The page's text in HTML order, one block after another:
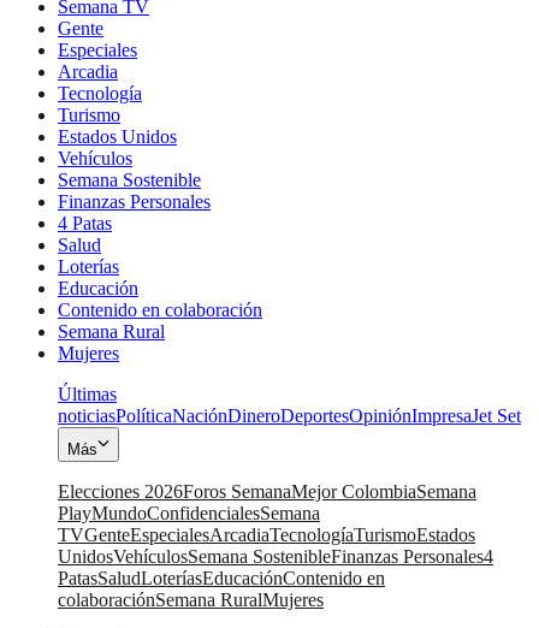
Semana TV
Gente
Especiales
Arcadia
Tecnología
Turismo
Estados Unidos
Vehículos
Semana Sostenible
Finanzas Personales
4 Patas
Salud
Loterías
Educación
Contenido en colaboración
Semana Rural
Mujeres
Últimas
noticiasPolíticaNaciónDineroDeportesOpiniónImpresaJet Set
Más
Elecciones 2026Foros SemanaMejor ColombiaSemana
PlayMundoConfidencialesSemana
TVGenteEspecialesArcadiaTecnologíaTurismoEstados
UnidosVehículosSemana SostenibleFinanzas Personales4
PatasSaludLoteríasEducaciónContenido en
colaboraciónSemana RuralMujeres